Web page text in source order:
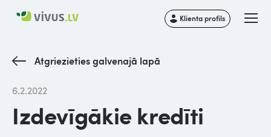
Klienta profils
Atgriezieties galvenajā lapā
6.2.2022
Izdevīgākie kredīti